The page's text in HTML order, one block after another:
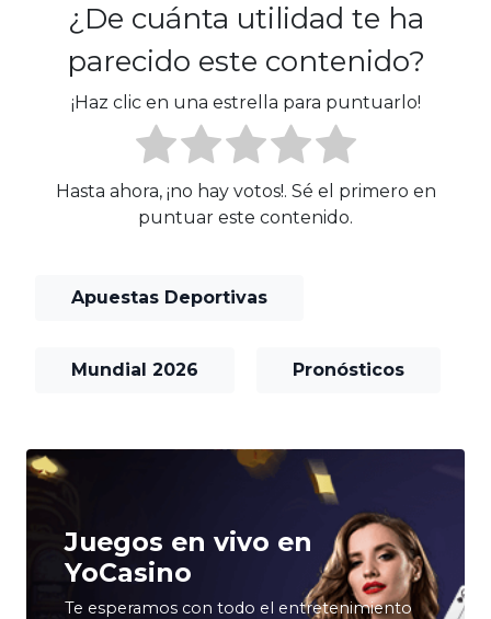
¿De cuánta utilidad te ha
parecido este contenido?
¡Haz clic en una estrella para puntuarlo!
Hasta ahora, ¡no hay votos!. Sé el primero en
puntuar este contenido.
Apuestas Deportivas
Mundial 2026 Pronósticos
Juegos en vivo en
YoCasino
Te esperamos con todo el entretenimiento